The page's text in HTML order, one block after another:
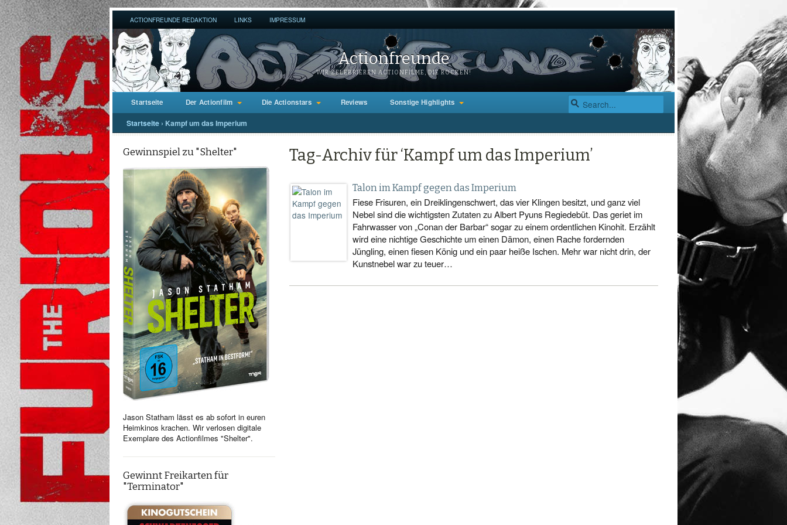
ACTIONFREUNDE REDAKTION LINKS IMPRESSUM
Actionfreunde
WIR ZELEBRIEREN ACTIONFILME, DIE ROCKEN!
Startseite Der Actionfilm Die Actionstars Reviews Sonstige Highlights
Startseite › Kampf um das Imperium
Gewinnspiel zu "Shelter"
Jason Statham lässt es ab sofort in euren
Heimkinos krachen. Wir verlosen digitale
Exemplare des Actionfilmes "Shelter".
Gewinnt Freikarten für
"Terminator"
Tag-Archiv für ‘Kampf um das Imperium’
Talon im Kampf gegen das Imperium
Fiese Frisuren, ein Dreiklingenschwert, das vier Klingen besitzt, und ganz viel
Nebel sind die wichtigsten Zutaten zu Albert Pyuns Regiedebüt. Das geriet im
Fahrwasser von „Conan der Barbar“ sogar zu einem ordentlichen Kinohit. Erzählt
wird eine nichtige Geschichte um einen Dämon, einen Rache fordernden
Jüngling, einen fiesen König und ein paar heiße Ischen. Mehr war nicht drin, der
Kunstnebel war zu teuer…